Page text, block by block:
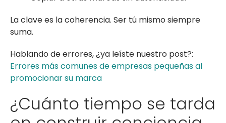
La clave es la coherencia. Ser tú mismo siempre
suma.
Hablando de errores, ¿ya leíste nuestro post?:
Errores más comunes de empresas pequeñas al
promocionar su marca
¿Cuánto tiempo se tarda